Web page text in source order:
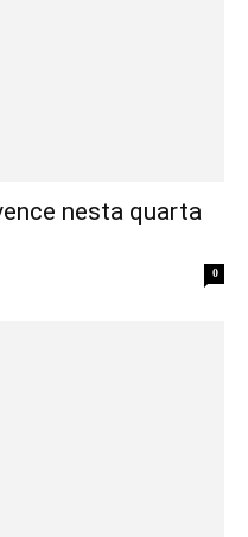
nesta quarta
0